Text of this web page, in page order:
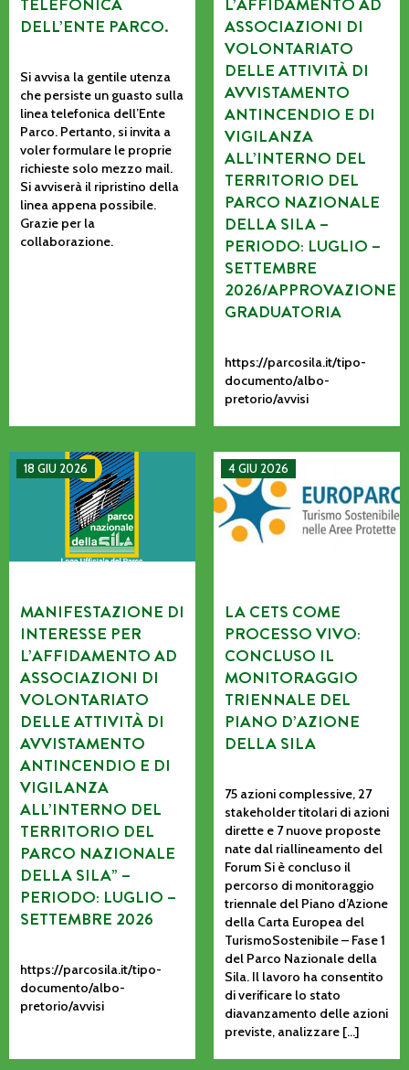
TELEFONICA
DELL’ENTE PARCO.
Si avvisa la gentile utenza
che persiste un guasto sulla
linea telefonica dell’Ente
Parco. Pertanto, si invita a
voler formulare le proprie
richieste solo mezzo mail.
Si avviserà il ripristino della
linea appena possibile.
Grazie per la
collaborazione.
L’AFFIDAMENTO AD
ASSOCIAZIONI DI
VOLONTARIATO
DELLE ATTIVITÀ DI
AVVISTAMENTO
ANTINCENDIO E DI
VIGILANZA
ALL’INTERNO DEL
TERRITORIO DEL
PARCO NAZIONALE
DELLA SILA –
PERIODO: LUGLIO –
SETTEMBRE
2026/APPROVAZIONE
GRADUATORIA
https://parcosila.it/tipo-
documento/albo-
pretorio/avvisi
18 GIU 2026
MANIFESTAZIONE DI INTERESSE PER L’AFFIDAMENTO
MANIFESTAZIONE DI
INTERESSE PER
L’AFFIDAMENTO AD
ASSOCIAZIONI DI
VOLONTARIATO
DELLE ATTIVITÀ DI
AVVISTAMENTO
ANTINCENDIO E DI
VIGILANZA
ALL’INTERNO DEL
TERRITORIO DEL
PARCO NAZIONALE
DELLA SILA” –
PERIODO: LUGLIO –
SETTEMBRE 2026
https://parcosila.it/tipo-
documento/albo-
pretorio/avvisi
4 GIU 2026
La CETS come processo
LA CETS COME
PROCESSO VIVO:
CONCLUSO IL
MONITORAGGIO
TRIENNALE DEL
PIANO D’AZIONE
DELLA SILA
75 azioni complessive, 27
stakeholder titolari di azioni
dirette e 7 nuove proposte
nate dal riallineamento del
Forum Si è concluso il
percorso di monitoraggio
triennale del Piano d’Azione
della Carta Europea del
TurismoSostenibile – Fase 1
del Parco Nazionale della
Sila. Il lavoro ha consentito
di verificare lo stato
diavanzamento delle azioni
previste, analizzare […]